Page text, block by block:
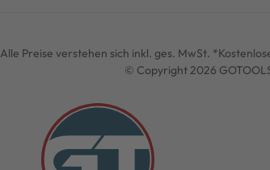
Alle Preise verstehen sich inkl. ges. MwSt.
© Copyright 2026